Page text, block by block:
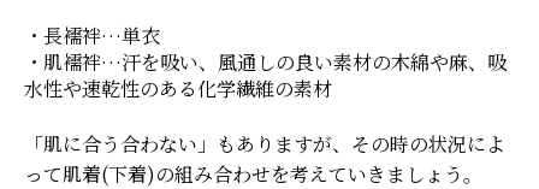
・長襦袢…単衣
・肌襦袢…汗を吸い、風通しの良い素材の木綿や麻、吸
水性や速乾性のある化学繊維の素材
「肌に合う合わない」もありますが、その時の状況によ
って肌着(下着)の組み合わせを考えていきましょう。